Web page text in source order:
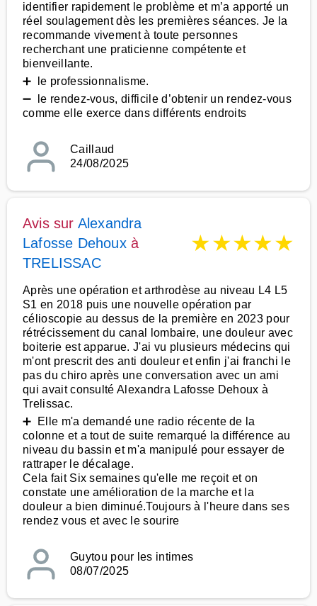
identifier rapidement le problème et m’a apporté un
réel soulagement dès les premières séances. Je la
recommande vivement à toute personnes
recherchant une praticienne compétente et
bienveillante.
➕ le professionnalisme.
➖ le rendez-vous, difficile d’obtenir un rendez-vous
comme elle exerce dans différents endroits
Caillaud
24/08/2025
Avis sur Alexandra
Lafosse Dehouxà
TRELISSAC
★★★★★
Après une opération et arthrodèse au niveau L4 L5
S1 en 2018 puis une nouvelle opération par
célioscopie au dessus de la première en 2023 pour
rétrécissement du canal lombaire, une douleur avec
boiterie est apparue. J'ai vu plusieurs médecins qui
m'ont prescrit des anti douleur et enfin j'ai franchi le
pas du chiro après une conversation avec un ami
qui avait consulté Alexandra Lafosse Dehoux à
Trelissac.
➕ Elle m'a demandé une radio récente de la
colonne et a tout de suite remarqué la différence au
niveau du bassin et m'a manipulé pour essayer de
rattraper le décalage.
Cela fait Six semaines qu'elle me reçoit et on
constate une amélioration de la marche et la
douleur a bien diminué.Toujours à l'heure dans ses
rendez vous et avec le sourire
Guytou pour les intimes
08/07/2025